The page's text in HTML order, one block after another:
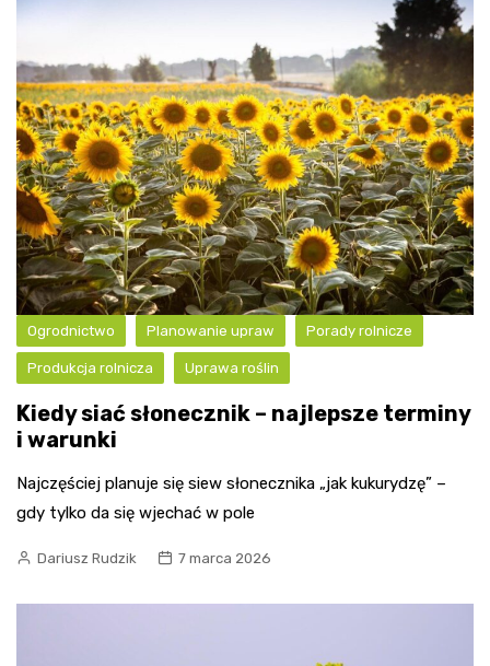
Ogrodnictwo Planowanie upraw Porady rolnicze
Produkcja rolnicza Uprawa roślin
Kiedy siać słonecznik – najlepsze terminy
i warunki
Najczęściej planuje się siew słonecznika „jak kukurydzę” –
gdy tylko da się wjechać w pole
Dariusz Rudzik 7 marca 2026